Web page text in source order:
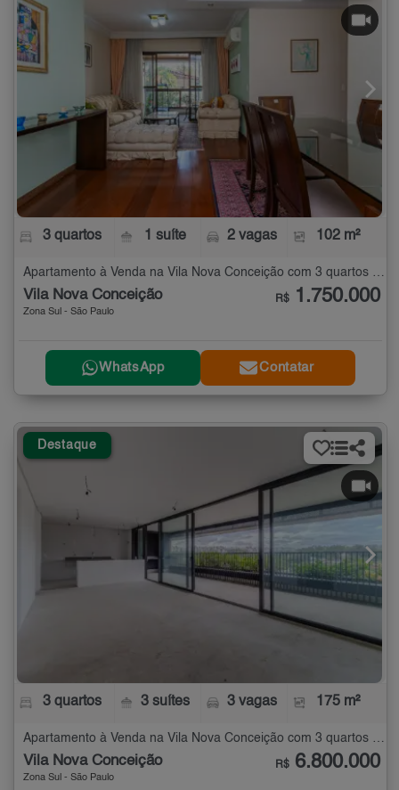
3 quartos 1 suíte 2 vagas 102 m²
Apartamento à Venda na Vila Nova Conceição com 3 quartos - 102 m²
Vila Nova Conceição
Zona Sul - São Paulo
R$ 1.750.000
WhatsApp Contatar
Destaque
3 quartos 3 suítes 3 vagas 175 m²
Vila Nova Conceição
Zona Sul - São Paulo
R$ 6.800.000